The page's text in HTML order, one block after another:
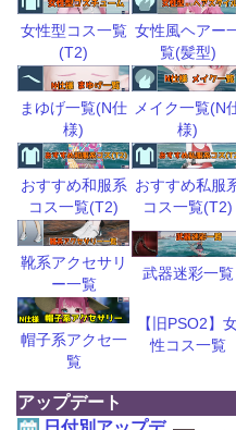
女性型コス一覧
(T2)
女性風ヘアー
覧(髪型)
まゆげ一覧(N仕
様)
メイク一覧(N
様)
おすすめ和服系
コス一覧(T2)
おすすめ私服
コス一覧(T2)
靴系アクセサリ
ー一覧
武器迷彩一覧
帽子系アクセ一
覧
【旧PSO2】
性コス一覧
アップデート